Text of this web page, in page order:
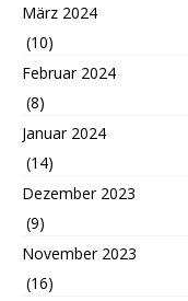
März 2024
(10)
Februar 2024
(8)
Januar 2024
(14)
Dezember 2023
(9)
November 2023
(16)